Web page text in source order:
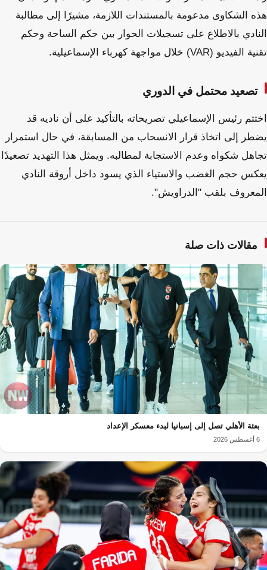
هذه الشكاوى مدعومة بالمستندات اللازمة، مشيرًا إلى مطالبة
النادي بالاطلاع على تسجيلات الحوار بين حكم الساحة وحكم
تقنية الفيديو (VAR) خلال مواجهة كهرباء الإسماعيلية.
تصعيد محتمل في الدوري
اختتم رئيس الإسماعيلي تصريحاته بالتأكيد على أن ناديه قد
يضطر إلى اتخاذ قرار الانسحاب من المسابقة، في حال استمرار
تجاهل شكواه وعدم الاستجابة لمطالبه. ويمثل هذا التهديد تصعيدًا
يعكس حجم الغضب والاستياء الذي يسود داخل أروقة النادي
المعروف بلقب "الدراويش".
مقالات ذات صلة
بعثة الأهلي تصل إلى إسبانيا لبدء معسكر الإعداد
6 أغسطس 2026